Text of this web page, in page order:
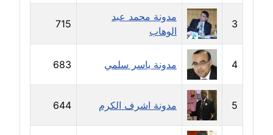
عاملة
مدونة تامر زيدان
عاملة
مدونة تسنيم فضالي
عاملة
مدونة ثائر دالي
3
مدونة محمد عبد
الوهاب
715
4 مدونة ياسر سلمي 683
5 مدونة اشرف الكرم 644